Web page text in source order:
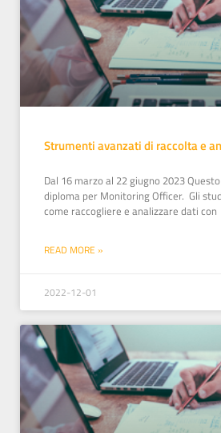
Strumenti avanzati di raccolta e
Dal 16 marzo al 22 giugno 2023
diploma per Monitoring Officer. Gli
come raccogliere e analizzare dati con
READ MORE »
2022-12-01